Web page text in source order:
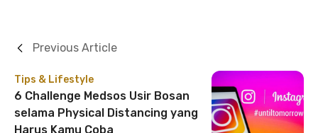
Tips & Lifestyle
6 Challenge Medsos Usir Bosan
selama Physical Distancing yang
Harus Kamu Coba
Previous Article